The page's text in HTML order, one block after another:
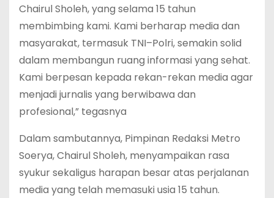
Chairul Sholeh, yang selama 15 tahun
membimbing kami. Kami berharap media dan
masyarakat, termasuk TNI–Polri, semakin solid
dalam membangun ruang informasi yang sehat.
Kami berpesan kepada rekan-rekan media agar
menjadi jurnalis yang berwibawa dan
profesional,” tegasnya
Dalam sambutannya, Pimpinan Redaksi Metro
Soerya, Chairul Sholeh, menyampaikan rasa
syukur sekaligus harapan besar atas perjalanan
media yang telah memasuki usia 15 tahun.